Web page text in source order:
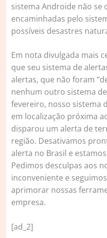
sistema Androide não se
encaminhadas pelo
possíveis desastres
Em nota divulgada mais
que seu sistema de
alertas, que não foram
nenhum outro sistema de
fevereiro, nosso sistema
em localização próxima
disparou um alerta de
região. Desativamos
alerta no Brasil e
Pedimos desculpas aos
inconveniente e
aprimorar nossas
empresa.
[ad_2]